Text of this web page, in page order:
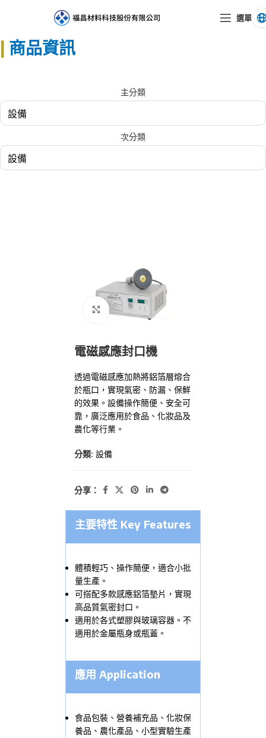
選單
| 商品資訊
主分類
次分類
點擊放大
電磁感應封口機
透過電磁感應加熱將鋁箔層熔合
於瓶口，實現氣密、防漏、保鮮
的效果。設備操作簡便、安全可
靠，廣泛應用於食品、化妝品及
農化等行業。
分類: 設備
分享：
主要特性 Key Features
體積輕巧、操作簡便，適合小批
量生產。
可搭配多款感應鋁箔墊片，實現
高品質氣密封口。
適用於各式塑膠與玻璃容器。不
適用於金屬瓶身或瓶蓋。
應用 Application
食品包裝、營養補充品、化妝保
養品、農化產品、小型實驗生產